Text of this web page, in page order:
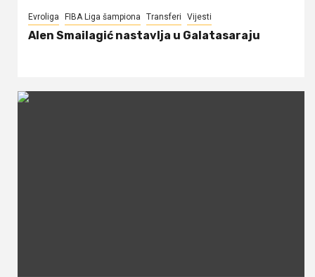
Evroliga FIBA Liga šampiona Transferi Vijesti
Alen Smailagić nastavlja u Galatasaraju